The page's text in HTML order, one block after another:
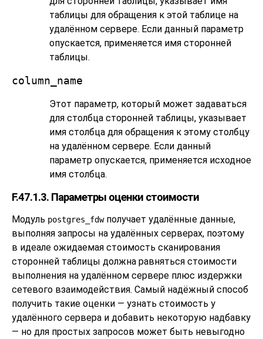
таблицы для обращения к этой таблице на
удалённом сервере. Если данный параметр
опускается, применяется имя сторонней
таблицы.
column_name
Этот параметр, который может задаваться
для столбца сторонней таблицы, указывает
имя столбца для обращения к этому столбцу
на удалённом сервере. Если данный
параметр опускается, применяется исходное
имя столбца.
F.47.1.3. Параметры оценки стоимости
Модуль postgres_fdwполучает удалённые данные,
выполняя запросы на удалённых серверах, поэтому
в идеале ожидаемая стоимость сканирования
сторонней таблицы должна равняться стоимости
выполнения на удалённом сервере плюс издержки
сетевого взаимодействия. Самый надёжный способ
получить такие оценки — узнать стоимость у
удалённого сервера и добавить некоторую надбавку
— но для простых запросов может быть невыгодно